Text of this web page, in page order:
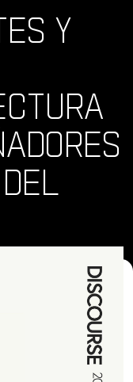
Y
San Diego, CA,